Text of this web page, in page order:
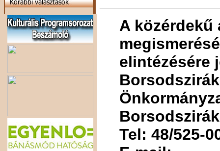
A közérdekű
elintézésére
Tel: 48/525-